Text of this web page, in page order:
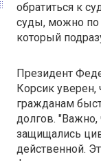
обратиться к
суды, можно по
который
Президент
Корсик уверен,
гражданам
долгов. "Важно,
защищались
действенной.